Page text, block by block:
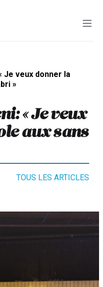
Je veux donner la
»
« Je veux
aux sans
TOUS LES ARTICLES